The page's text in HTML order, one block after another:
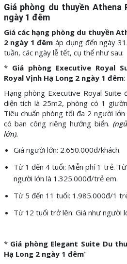
Giá phòng du thuyền Athena
ngày 1 đêm
Giá các hạng phòng du thuyền
2 ngày 1 đêm áp dụng đến ngày
tuần, các ngày lễ tết, cụ thể như sau:
* Giá phòng Executive Royal
Royal Vịnh Hạ Long 2 ngày 1 đêm:
Hạng phòng Executive Royal
diện tích là 25m2, phòng có 1
Tiêu chuẩn phòng tối đa 2 người
có ban công riêng hướng biển.
lớn).
Giá người lớn: 2.650.000đ/khách.
Từ 1 đến 4 tuổi: Miễn phí 1 trẻ.
người lớn là 1.325.000đ/trẻ em.
Từ 5 đến 11 tuổi: 1.985.000đ/1
Từ 12 tuổi trở lên: Giá như người
* Giá phòng Elegant Suite Du
Hạ Long 2 ngày 1 đêm"